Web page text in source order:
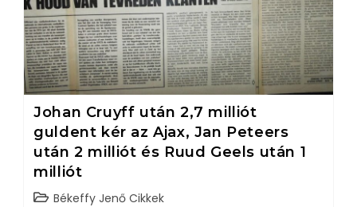
Johan Cruyff után 2,7 milliót
guldent kér az Ajax, Jan Peteers
után 2 milliót és Ruud Geels után 1
milliót
Békeffy Jenő Cikkek